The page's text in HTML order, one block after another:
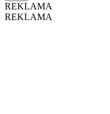
REKLAMA
REKLAMA